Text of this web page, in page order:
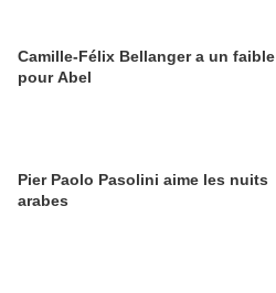
Camille-Félix Bellanger a un faible
pour Abel
Pier Paolo Pasolini aime les nuits
arabes